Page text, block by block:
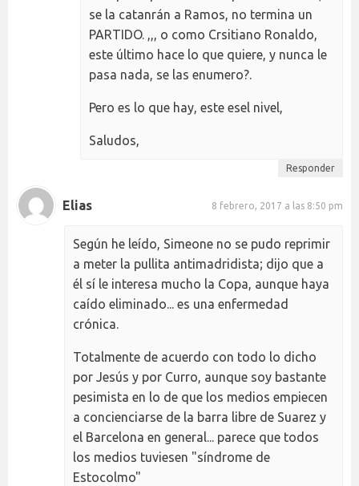
se la catanrán a Ramos, no termina un
PARTIDO. ,,, o como Crsitiano Ronaldo,
este último hace lo que quiere, y nunca le
pasa nada, se las enumero?.
Pero es lo que hay, este esel nivel,
Saludos,
Responder
Elias 8 febrero, 2017 a las 8:50 pm
Según he leído, Simeone no se pudo reprimir
a meter la pullita antimadridista; dijo que a
él sí le interesa mucho la Copa, aunque haya
caído eliminado... es una enfermedad
crónica.
Totalmente de acuerdo con todo lo dicho
por Jesús y por Curro, aunque soy bastante
pesimista en lo de que los medios empiecen
a concienciarse de la barra libre de Suarez y
el Barcelona en general... parece que todos
los medios tuviesen "síndrome de
Estocolmo"